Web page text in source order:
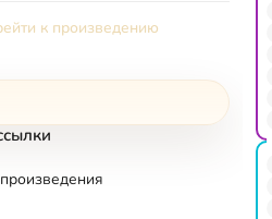
к произведению